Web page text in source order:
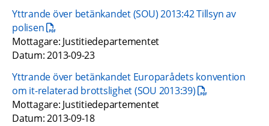
Yttrande över betänkandet (SOU) 2013:42 Tillsyn av
polisenpdf, 57 kB.
Mottagare: Justitiedepartementet
Datum: 2013-09-23
Yttrande över betänkandet Europarådets konvention
om it-relaterad brottslighet (SOU 2013:39)pdf, 61.5 kB.
Mottagare: Justitiedepartementet
Datum: 2013-09-18